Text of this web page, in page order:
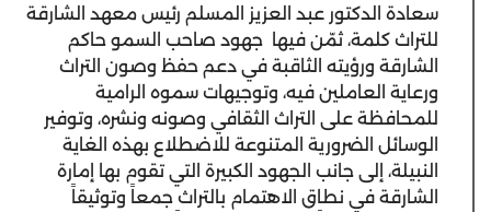
سعادة الدكتور عبد العزيز المسلم رئيس معهد الشارقة
للتراث كلمة، ثمّن فيها جهود صاحب السمو حاكم
الشارقة ورؤيته الثاقبة في دعم حفظ وصون التراث
ورعاية العاملين فيه، وتوجيهات سموه الرامية
للمحافظة على التراث الثقافي وصونه ونشره، وتوفير
الوسائل الضرورية المتنوعة للاضطلاع بهذه الغاية
النبيلة، إلى جانب الجهود الكبيرة التي تقوم بها إمارة
الشارقة في نطاق الاهتمام بالتراث جمعاً وتوثيقاً